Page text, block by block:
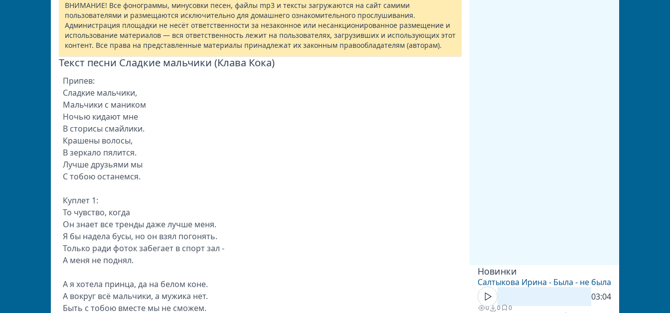
ВНИМАНИЕ! Все фонограммы, минусовки песен, файлы mp3 и тексты загружаются на сайт самими
пользователями и размещаются исключительно для домашнего ознакомительного прослушивания.
Администрация площадки не несёт ответственности за незаконное или несанкционированное размещение и
использование материалов — вся ответственность лежит на пользователях, загрузивших и использующих этот
контент. Все права на представленные материалы принадлежат их законным правообладателям (авторам).
Текст песни Сладкие мальчики (Клава Кока)
Припев:
Сладкие мальчики,
Мальчики с маником
Ночью кидают мне
В сторисы смайлики.
Крашены волосы,
В зеркало пялится.
Лучше друзьями мы
С тобою останемся.
Куплет 1:
То чувство, когда
Он знает все тренды даже лучше меня.
Я бы надела бусы, но он взял погонять.
Только ради фоток забегает в спорт зал -
А меня не поднял.
А я хотела принца, да на белом коне.
А вокруг всё мальчики, а мужика нет.
Быть с тобою вместе мы не сможем.
Новинки
Салтыкова Ирина - Была - не была
03:04
0 0
0